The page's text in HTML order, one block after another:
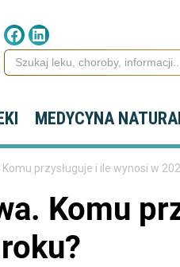
MEDYCYNA
przysługuje i ile wynosi w
Komu